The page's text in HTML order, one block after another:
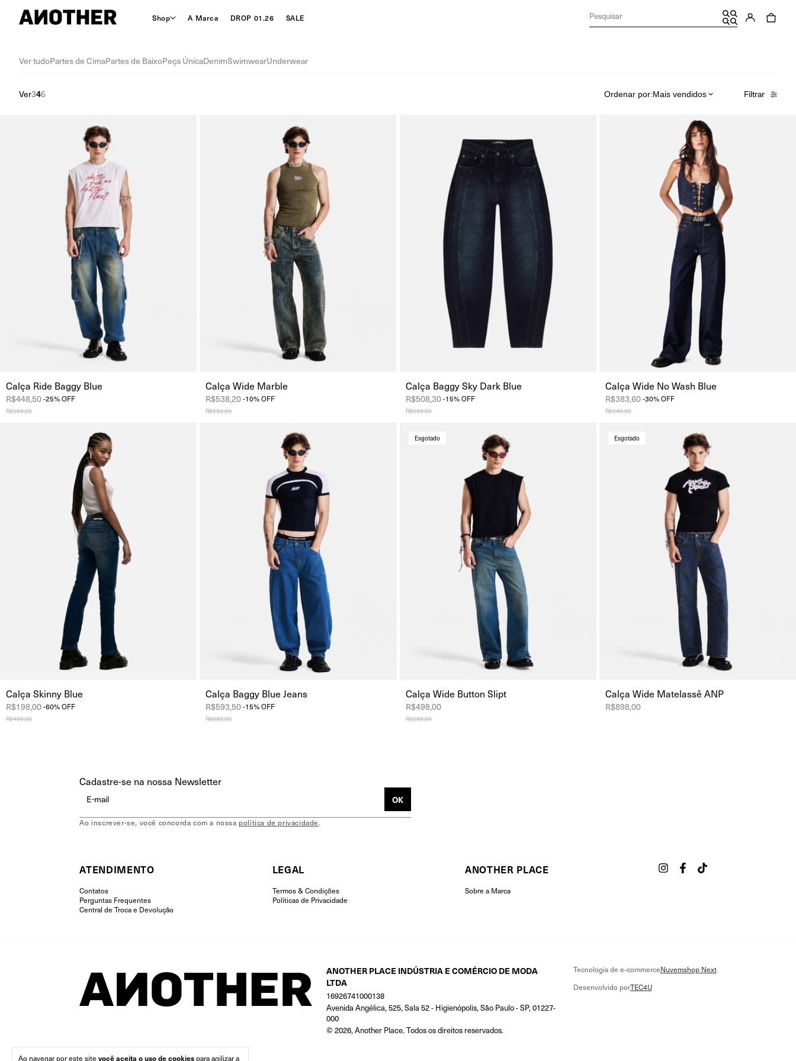
Shop A Marca DROP 01.26 SALE
Ao navegar por este site você aceita o uso de cookies para agilizar a
Ver tudoPartes de CimaPartes de BaixoPeça ÚnicaDenimSwimwearUnderwear
Ver346 Ordenar por:Mais vendidos Filtrar
Calça Ride Baggy Blue
R$448,50-25%OFF
R$598,00
Calça Wide Marble
R$538,20-10%OFF
R$598,00
Calça Baggy Sky Dark Blue
R$508,30-15%OFF
R$598,00
Calça Wide No Wash Blue
R$383,60-30%OFF
R$548,00
Calça Skinny Blue
R$198,00-60%OFF
R$498,00
Calça Baggy Blue Jeans
R$593,50-15%OFF
R$698,00
Esgotado
Calça Wide Button Slipt
R$498,00
R$598,00
Esgotado
Calça Wide Matelassê ANP
R$898,00
Cadastre-se na nossa Newsletter
Ao inscrever-se, você concorda com a nossa política de privacidade.
ATENDIMENTO
Contatos
Perguntas Frequentes
Central de Troca e Devolução
LEGAL
Termos & Condições
Políticas de Privacidade
ANOTHER PLACE
Sobre a Marca
ANOTHER PLACE INDÚSTRIA E COMÉRCIO DE MODA
LTDA
16926741000138
Avenida Angélica, 525, Sala 52 - Higienópolis, São Paulo - SP, 01227-
000
© 2026, Another Place. Todos os direitos reservados.
Tecnologia de e-commerceNuvemshop Next
Desenvolvido porTEC4U